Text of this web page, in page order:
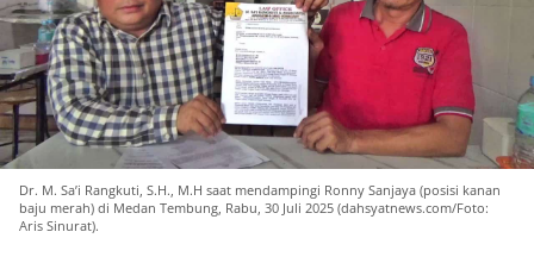
Dr. M. Sa’i Rangkuti, S.H., M.H saat mendampingi Ronny Sanjaya (posisi kanan
baju merah) di Medan Tembung, Rabu, 30 Juli 2025 (dahsyatnews.com/Foto:
Aris Sinurat).